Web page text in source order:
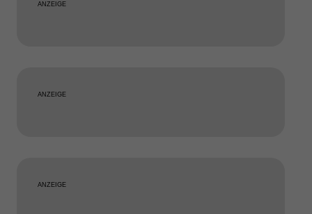
ANZEIGE
ANZEIGE
ANZEIGE